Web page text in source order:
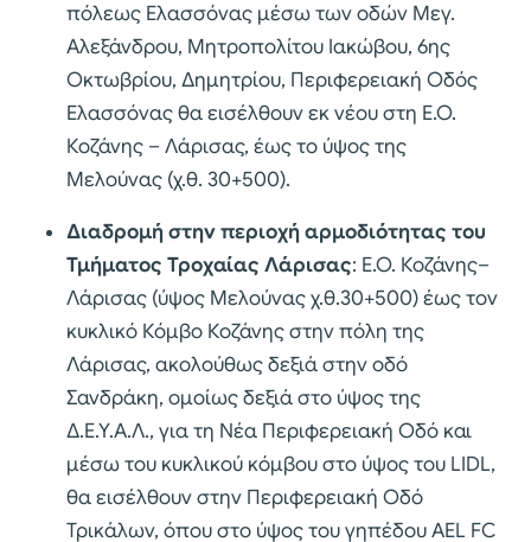
πόλεως Ελασσόνας μέσω των οδών Μεγ.
Αλεξάνδρου, Μητροπολίτου Ιακώβου, 6ης
Οκτωβρίου, Δημητρίου, Περιφερειακή Οδός
Ελασσόνας θα εισέλθουν εκ νέου στη Ε.Ο.
Κοζάνης – Λάρισας, έως το ύψος της
Μελούνας (χ.θ. 30+500).
Διαδρομή στην περιοχή αρμοδιότητας του
Τμήματος Τροχαίας Λάρισας: Ε.Ο. Κοζάνης–
Λάρισας (ύψος Μελούνας χ.θ.30+500) έως τον
κυκλικό Κόμβο Κοζάνης στην πόλη της
Λάρισας, ακολούθως δεξιά στην οδό
Σανδράκη, ομοίως δεξιά στο ύψος της
Δ.Ε.Υ.Α.Λ., για τη Νέα Περιφερειακή Οδό και
μέσω του κυκλικού κόμβου στο ύψος του LIDL,
θα εισέλθουν στην Περιφερειακή Οδό
Τρικάλων, όπου στο ύψος του γηπέδου AEL FC